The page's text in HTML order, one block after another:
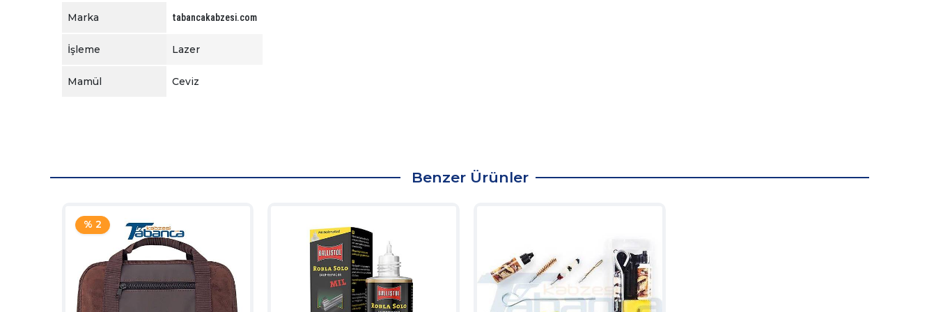
Marka tabancakabzesi.com
İşleme Lazer
Mamül Ceviz
Benzer Ürünler
% 2